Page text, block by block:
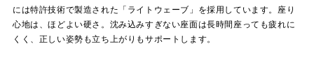
には特許技術で製造された「ライトウェーブ」を採用しています。座り
心地は、ほどよい硬さ。沈み込みすぎない座面は長時間座っても疲れに
くく、正しい姿勢も立ち上がりもサポートします。